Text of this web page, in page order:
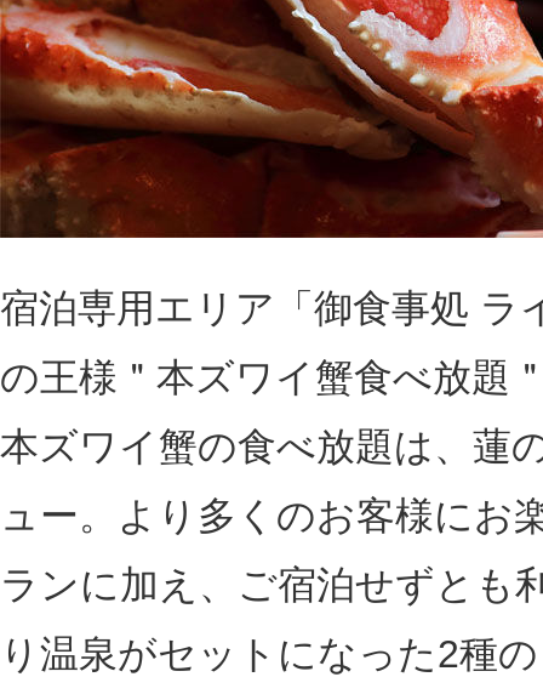
宿泊専用エリア「御食事処 ラ
の王様＂本ズワイ蟹食べ放題
本ズワイ蟹の食べ放題は、蓮
ュー。より多くのお客様にお
ランに加え、ご宿泊せずとも
り温泉がセットになった2種